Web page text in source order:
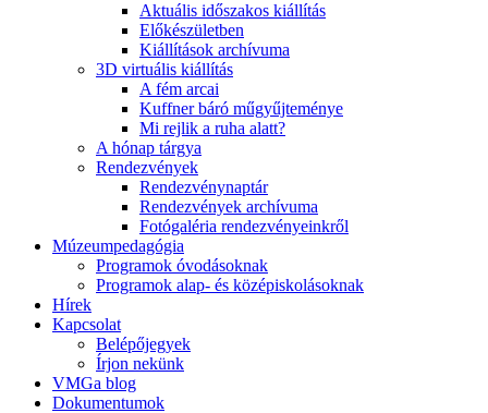
Aktuális időszakos kiállítás
Előkészületben
Kiállítások archívuma
3D virtuális kiállítás
A fém arcai
Kuffner báró műgyűjteménye
Mi rejlik a ruha alatt?
A hónap tárgya
Rendezvények
Rendezvénynaptár
Rendezvények archívuma
Fotógaléria rendezvényeinkről
Múzeumpedagógia
Programok óvodásoknak
Programok alap- és középiskolásoknak
Hírek
Kapcsolat
Belépőjegyek
Írjon nekünk
VMGa blog
Dokumentumok